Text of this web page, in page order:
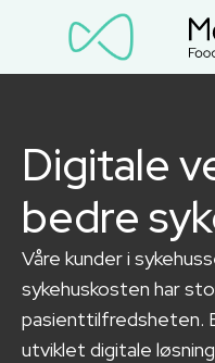
Digitale
bedre
Våre kunder i
sykehuskosten har
pasienttilfredsheten.
utviklet digitale